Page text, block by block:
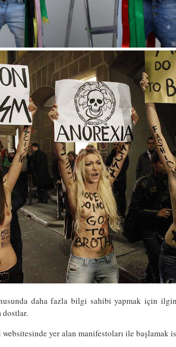
daha fazla bilgi sahibi yapmak için
dostlar.
yer alan manifestoları ile başlamak